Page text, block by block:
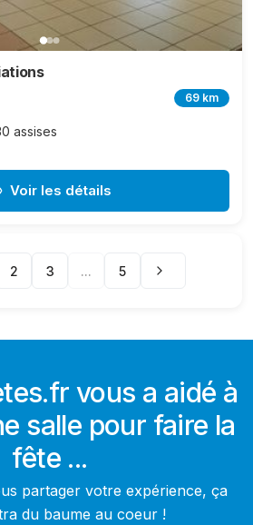
69 km
assises
Voir les détails
2 3 ... 5
vous a aidé à
salle pour faire la
fête ...
partager votre expérience, ça
du baume au coeur !